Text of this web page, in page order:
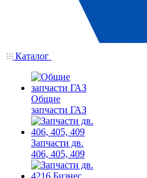
Каталог
Общие
запчасти ГАЗ
Запчасти дв.
406, 405, 409